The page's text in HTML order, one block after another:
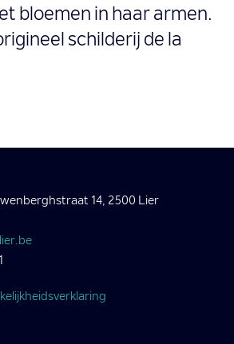
bloemen in haar armen.
schilderij de la
14, 2500 Lier